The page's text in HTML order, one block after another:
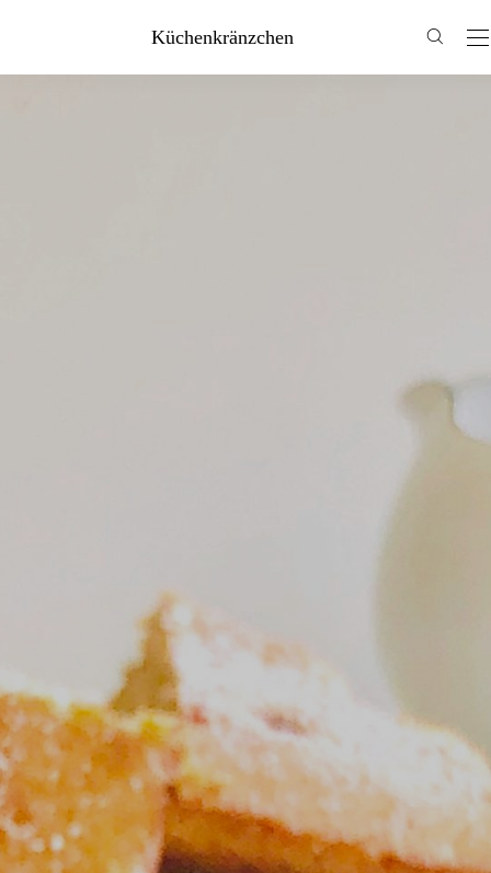
Küchenkränzchen